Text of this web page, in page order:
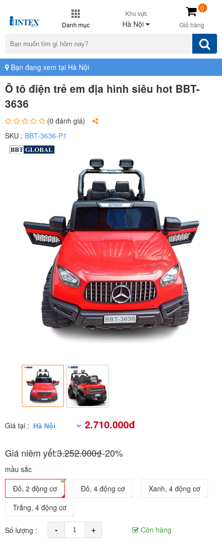
Danh mục
Khu vực
Hà Nội Giỏ hàng
0
Bạn đang xem tại Hà Nội
Ô tô điện trẻ em địa hình siêu hot BBT-
3636
(0 đánh giá)
SKU : BBT-3636-P1
Giá tại : 2.710.000đ
Giá niêm yết:3.252.000₫-20%
mầu sắc
Đỏ, 2 động cơ
Đỏ, 4 động cơ
Xanh, 4 động cơ
Trắng, 4 động cơ
Số lượng : - +
Còn hàng